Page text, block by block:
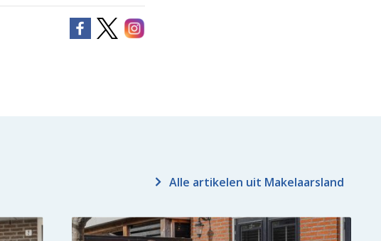
Alle artikelen uit Makelaarsland